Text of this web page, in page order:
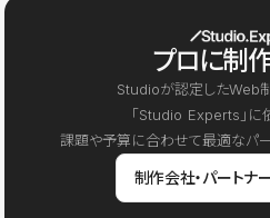
プロに制
Studioが認定したWeb
「Studio Experts」に
課題や予算に合わせて最適なパー
制作会社・パートナ